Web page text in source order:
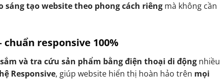
sáng tạo website theo phong cách riêng mà không cần
responsive 100%
và tra cứu sản phẩm bằng điện thoại di động nhiều
Responsive, giúp website hiển thị hoàn hảo trên mọi